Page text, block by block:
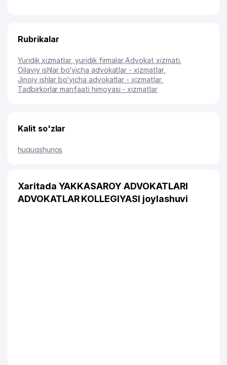
Rubrikalar
Yuridik xizmatlar, yuridik firmalar, Advokat xizmati
Oilaviy ishlar bo‘yicha advokatlar - xizmatlar,
Jinoiy ishlar bo‘yicha advokatlar - xizmatlar,
Tadbirkorlar manfaati himoyasi - xizmatlar
Kalit so'zlar
huquqshunos
Xaritada YAKKASAROY ADVOKATLARI
ADVOKATLAR KOLLEGIYASI joylashuvi